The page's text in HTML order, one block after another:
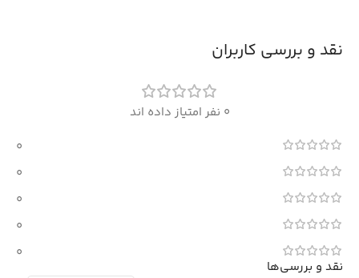
نقد و بررسی کاربران
0 نفر امتیاز داده اند
0
0
0
0
0
نقد و بررسی‌ها